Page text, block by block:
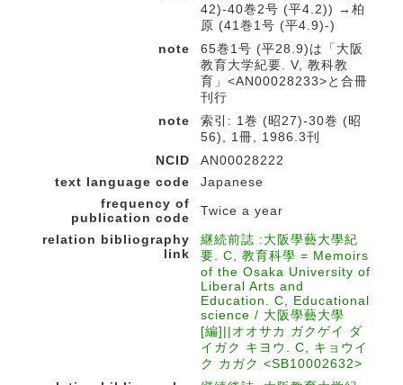
42)-40巻2号 (平4.2)) →柏
原 (41巻1号 (平4.9)-)
note
65巻1号 (平28.9)は「大阪
教育大学紀要. V, 教科教
育」<AN00028233>と合冊
刊行
note
索引: 1巻 (昭27)-30巻 (昭
56), 1冊, 1986.3刊
NCID
AN00028222
text language code
Japanese
frequency of
publication code
Twice a year
relation bibliography
link
継続前誌 :大阪學藝大學紀
要. C, 教育科學 = Memoirs
of the Osaka University of
Liberal Arts and
Education. C, Educational
science / 大阪學藝大學
[編]||オオサカ ガクゲイ ダ
イガク キヨウ. C, キョウイ
ク カガク <SB10002632>